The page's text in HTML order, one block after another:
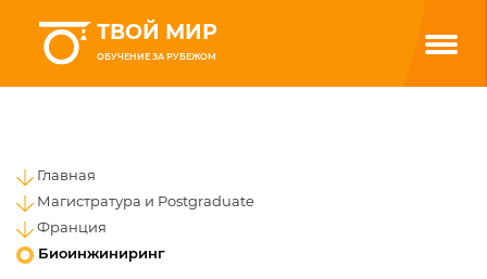
ТВОЙ МИР
ОБУЧЕНИЕ ЗА РУБЕЖОМ
Главная
Магистратура и Postgraduate
Франция
Биоинжиниринг